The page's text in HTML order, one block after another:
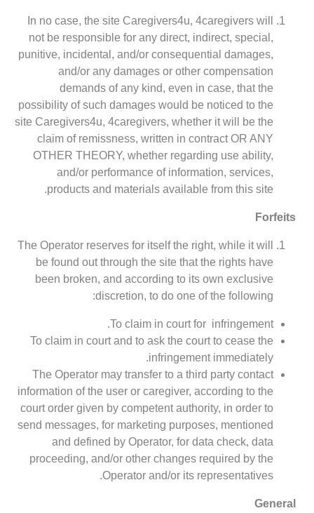
In no case, the site Caregivers4u, 4caregivers will
not be responsible for any direct, indirect, special,
punitive, incidental, and/or consequential damages,
and/or any damages or other compensation
demands of any kind, even in case, that the
possibility of such damages would be noticed to the
site Caregivers4u, 4caregivers, whether it will be the
claim of remissness, written in contract OR ANY
OTHER THEORY, whether regarding use ability,
and/or performance of information, services,
products and materials available from this site.
Forfeits
The Operator reserves for itself the right, while it will
be found out through the site that the rights have
been broken, and according to its own exclusive
discretion, to do one of the following:
To claim in court for infringement.
To claim in court and to ask the court to cease the
infringement immediately.
The Operator may transfer to a third party contact
information of the user or caregiver, according to the
court order given by competent authority, in order to
send messages, for marketing purposes, mentioned
and defined by Operator, for data check, data
proceeding, and/or other changes required by the
Operator and/or its representatives.
General